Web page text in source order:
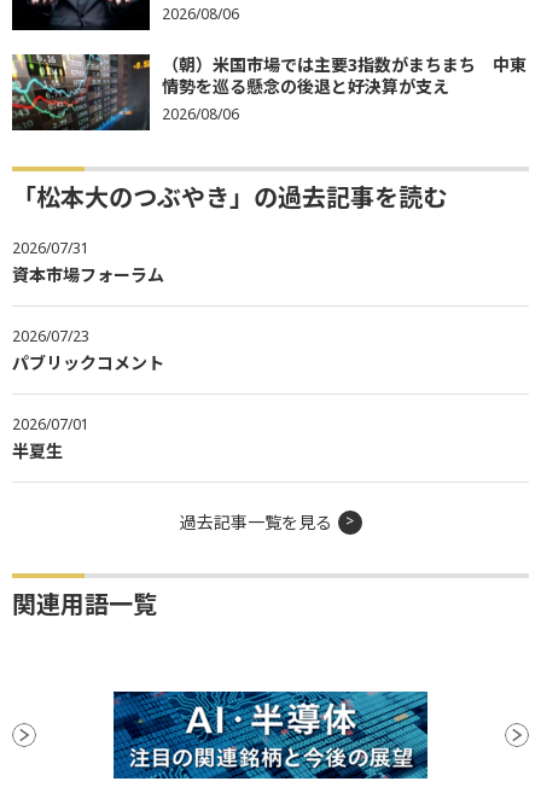
2026/08/06
（朝）米国市場では主要3指数がまちまち 中東
情勢を巡る懸念の後退と好決算が支え
2026/08/06
「松本大のつぶやき」の過去記事を読む
2026/07/31
資本市場フォーラム
2026/07/23
パブリックコメント
2026/07/01
半夏生
過去記事一覧を見る
関連用語一覧